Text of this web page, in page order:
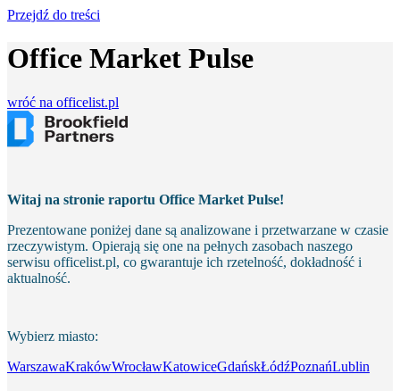
Przejdź do treści
Office Market Pulse
wróć na officelist.pl
Witaj na stronie raportu Office Market Pulse!
Prezentowane poniżej dane są analizowane i przetwarzane w czasie
rzeczywistym. Opierają się one na pełnych zasobach naszego
serwisu officelist.pl, co gwarantuje ich rzetelność, dokładność i
aktualność.
Wybierz miasto:
WarszawaKrakówWrocławKatowiceGdańskŁódźPoznańLublin